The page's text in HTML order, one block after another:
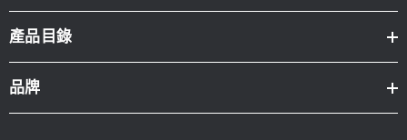
產品目錄
品牌